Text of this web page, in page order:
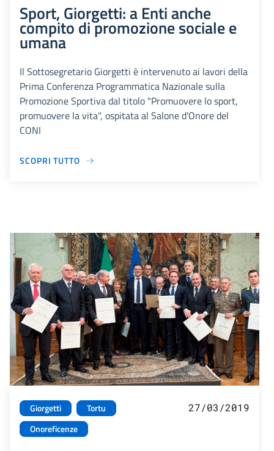
Sport, Giorgetti: a Enti anche
compito di promozione sociale e
umana
Il Sottosegretario Giorgetti è intervenuto ai lavori della
Prima Conferenza Programmatica Nazionale sulla
Promozione Sportiva dal titolo "Promuovere lo sport,
promuovere la vita", ospitata al Salone d'Onore del
CONI
SCOPRI TUTTO
Giorgetti
Tortu
Onoreficenze
27/03/2019